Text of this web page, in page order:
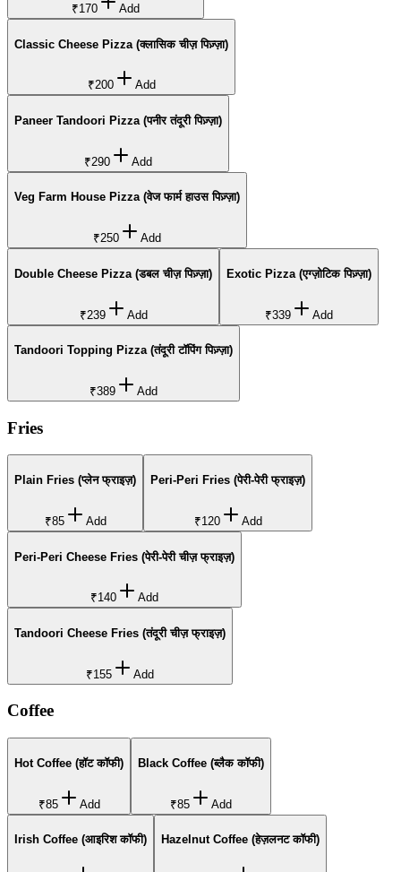
₹170 Add
Classic Cheese Pizza (क्लासिक चीज़ पिज़्ज़ा)
₹200 Add
Paneer Tandoori Pizza (पनीर तंदूरी पिज़्ज़ा)
₹290 Add
Veg Farm House Pizza (वेज फार्म हाउस पिज़्ज़ा)
₹250 Add
Double Cheese Pizza (डबल चीज़ पिज़्ज़ा)
₹239 Add
Exotic Pizza (एग्ज़ोटिक पिज़्ज़ा)
₹339 Add
Tandoori Topping Pizza (तंदूरी टॉपिंग पिज़्ज़ा)
₹389 Add
Fries
Plain Fries (प्लेन फ्राइज़)
₹85 Add
Peri-Peri Fries (पेरी-पेरी फ्राइज़)
₹120 Add
Peri-Peri Cheese Fries (पेरी-पेरी चीज़ फ्राइज़)
₹140 Add
Tandoori Cheese Fries (तंदूरी चीज़ फ्राइज़)
₹155 Add
Coffee
Hot Coffee (हॉट कॉफी)
₹85 Add
Black Coffee (ब्लैक कॉफी)
₹85 Add
Irish Coffee (आइरिश कॉफी) Hazelnut Coffee (हेज़लनट कॉफी)